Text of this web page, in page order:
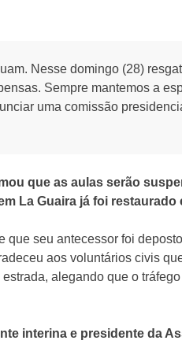
Nesse domingo (28)
Sempre mantemos a
uma comissão
que as aulas serão
La Guaira já foi restaurado
seu antecessor foi
aos voluntários civis
alegando que o
interina e presidente da